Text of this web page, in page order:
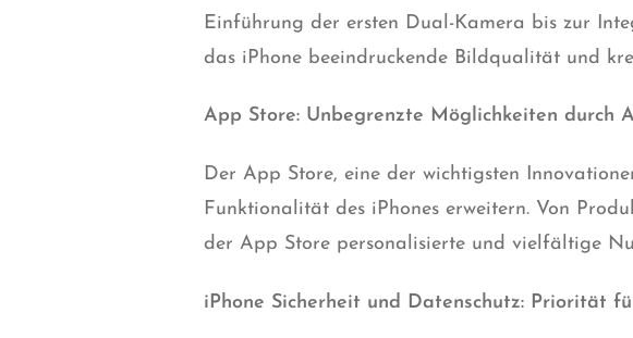
Einführung der ersten Dual-Kamera bis zur
das iPhone beeindruckende Bildqualität und
App Store: Unbegrenzte Möglichkeiten durch
Der App Store, eine der wichtigsten
Funktionalität des iPhones erweitern. Von
der App Store personalisierte und vielfältige
iPhone Sicherheit und Datenschutz: Priorität